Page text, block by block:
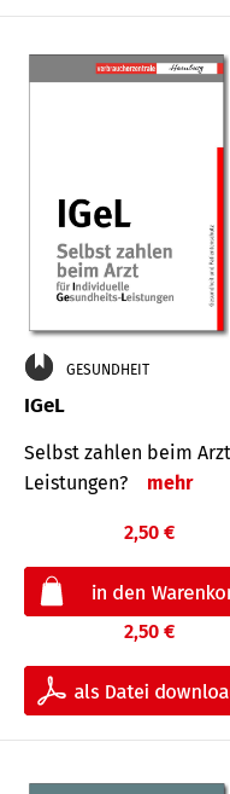
GESUNDHEIT
IGeL
Selbst zahlen beim
Leis­tungen?
mehr
2,50 €
2,50 €